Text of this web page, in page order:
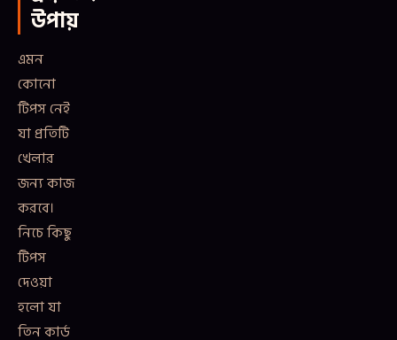
উপায়
এমন
কোনো
টিপস নেই
যা প্রতিটি
খেলার
জন্য কাজ
করবে।
নিচে কিছু
টিপস
দেওয়া
হলো যা
তিন কার্ড